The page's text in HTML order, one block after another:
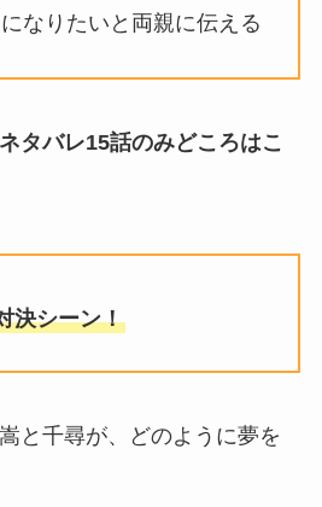
なりたいと両親に伝える
タバレ15話のみどころはこ
決シーン！
と千尋が、どのように夢を